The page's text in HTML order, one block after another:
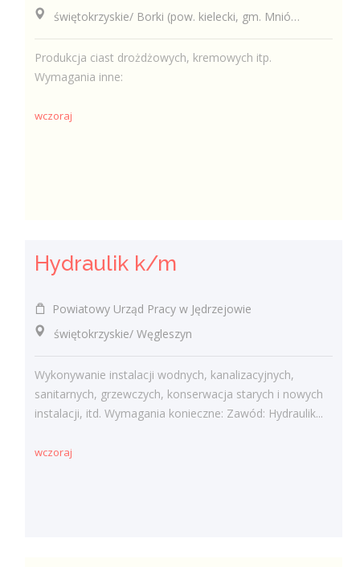
świętokrzyskie/ Borki (pow. kielecki, gm. Mniów), Borki
Produkcja ciast drożdżowych, kremowych itp.
Wymagania inne:
wczoraj
Hydraulik k/m
Powiatowy Urząd Pracy w Jędrzejowie
świętokrzyskie/ Węgleszyn
Wykonywanie instalacji wodnych, kanalizacyjnych,
sanitarnych, grzewczych, konserwacja starych i nowych
instalacji, itd. Wymagania konieczne: Zawód: Hydraulik...
wczoraj